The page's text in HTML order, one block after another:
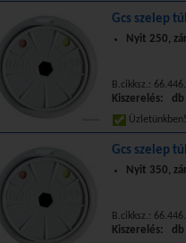
Gcs szelep
Nyit 250,
B.cikksz.:
Kiszerelés: db
Gcs szelep
Nyit 350,
B.cikksz.:
Kiszerelés: db